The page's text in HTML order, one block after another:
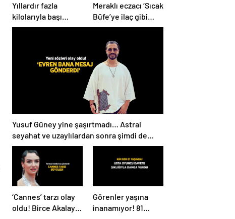
Yıllardır fazla
kilolarıyla başı
dertte! Yasemin
sırrını açıkladı
Meraklı eczacı ‘Sıcak
Büfe’ye ilaç gibi
geldi!
Yusuf Güney yine şaşırtmadı… Astral
seyahat ve uzaylılardan sonra şimdi de
evren! ‘Bana mesaj gönderdi’
‘Cannes’ tarzı olay
oldu! Birce Akalay
Görenler yaşına
inanamıyor! 81